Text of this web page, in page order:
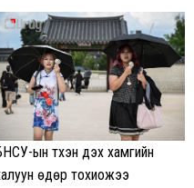
ын түүхэн дэх хамгийн
өдөр тохиожээ